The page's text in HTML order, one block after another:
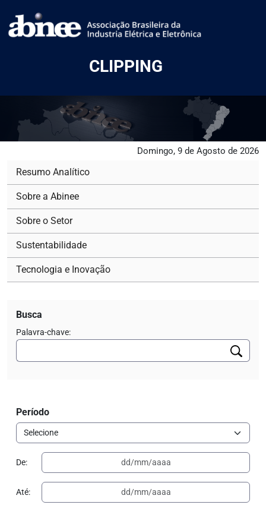
CLIPPING
Domingo, 9 de Agosto de 2026
Resumo Analítico
Sobre a Abinee
Sobre o Setor
Sustentabilidade
Tecnologia e Inovação
Busca
Palavra-chave:
Período
De:
Até: